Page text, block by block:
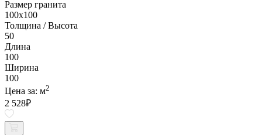
Размер гранита
100х100
Толщина / Высота
50
Длина
100
Ширина
100
Цена за: м2
2 528₽